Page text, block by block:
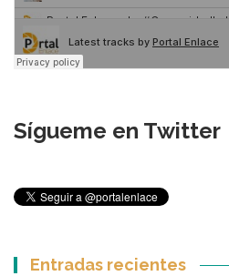
Sígueme en Twitter
Entradas recientes